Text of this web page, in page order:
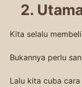
2.
Kita selalu
Bukannya perlu
Lalu kita cuba